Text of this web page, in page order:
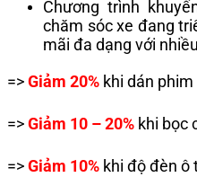
Chương trình
chăm sóc xe đang
mãi đa dạng với
=>Giảm 20% khi dán
=>Giảm 10 – 20% khi bọc
=>Giảm 10% khi độ đèn ô